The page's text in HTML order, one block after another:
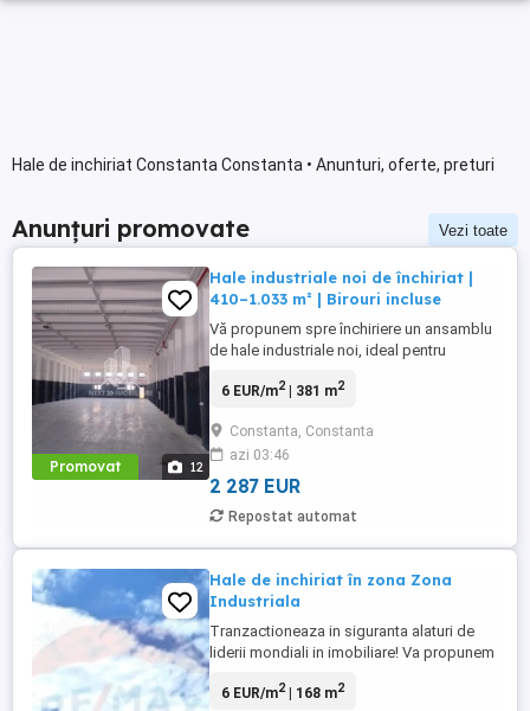
Hale de inchiriat Constanta Constanta • Anunturi, oferte, preturi
Anunțuri promovate Vezi toate
Promovat 12
Hale industriale noi de închiriat |
410–1.033 m² | Birouri incluse
Vă propunem spre închiriere un ansamblu
de hale industriale noi, ideal pentru
distribuție, producție ușoară sau servicii
hală tip C3, cu suprafețe utile variate și
posibilitate de adaptare în funcție de
necesitățile operaționale ...
6 EUR/m2| 381 m2
Constanta, Constanta
azi 03:46
2 287 EUR
Repostat automat
Hale de inchiriat în zona Zona
Industriala
Tranzactioneaza in siguranta alaturi de
liderii mondiali in imobiliare! Va propunem
suprafeta de 168mp, la pretul de
6 EUR/m2| 168 m2